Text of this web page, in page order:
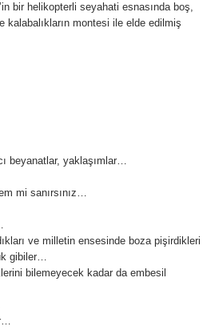
bir helikopterli seyahati esnasında boş,
kalabalıkların montesi ile elde edilmiş
beyanatlar, yaklaşımlar…
mi sanırsınız…
ve milletin ensesinde boza pişirdikleri
gibiler…
bilemeyecek kadar da embesil